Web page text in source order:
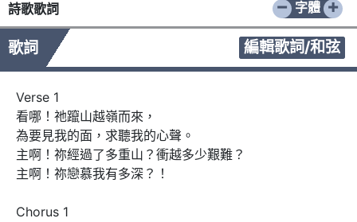
詩歌歌詞 − +
字體
歌詞 編輯歌詞/和弦
Verse 1
看哪！祂躥山越嶺而來，
為要見我的面，求聽我的心聲。
主啊！祢經過了多重山？衝越多少艱難？
主啊！祢戀慕我有多深？！
Chorus 1